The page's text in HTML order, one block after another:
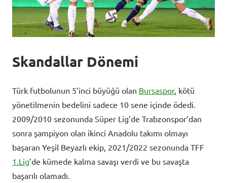
Skandallar Dönemi
Türk futbolunun 5’inci büyüğü olan Bursaspor, kötü
yönetilmenin bedelini sadece 10 sene içinde ödedi.
2009/2010 sezonunda Süper Lig’de Trabzonspor’dan
sonra şampiyon olan ikinci Anadolu takımı olmayı
başaran Yeşil Beyazlı ekip, 2021/2022 sezonunda TFF
1.Lig’de kümede kalma savaşı verdi ve bu savaşta
başarılı olamadı.